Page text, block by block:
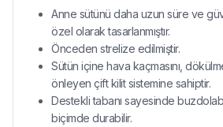
Anne sütünü daha uzun süre ve
özel olarak tasarlanmıştır.
Önceden strelize edilmiştir.
Sütün içine hava kaçmasını,
önleyen çift kilit sistemine sahiptir.
Destekli tabanı sayesinde
biçimde durabilir.